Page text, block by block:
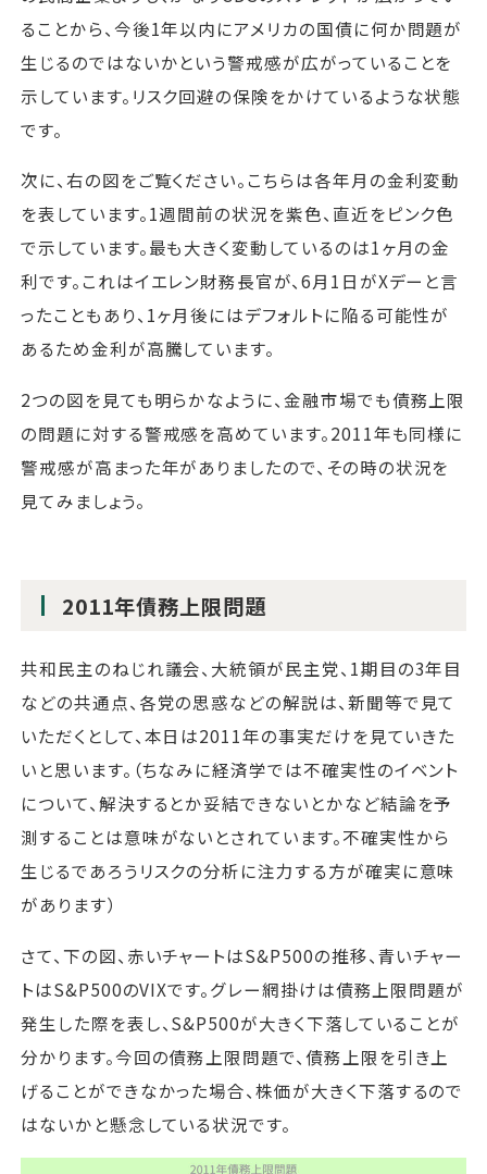
ることから、今後1年以内にアメリカの国債に何か問題が
生じるのではないかという警戒感が広がっていることを
示しています。リスク回避の保険をかけているような状態
です。
次に、右の図をご覧ください。こちらは各年月の金利変動
を表しています。1週間前の状況を紫色、直近をピンク色
で示しています。最も大きく変動しているのは1ヶ月の金
利です。これはイエレン財務長官が、6月1日がXデーと言
ったこともあり、1ヶ月後にはデフォルトに陥る可能性が
あるため金利が高騰しています。
2つの図を見ても明らかなように、金融市場でも債務上限
の問題に対する警戒感を高めています。2011年も同様に
警戒感が高まった年がありましたので、その時の状況を
見てみましょう。
2011年債務上限問題
共和民主のねじれ議会、大統領が民主党、1期目の3年目
などの共通点、各党の思惑などの解説は、新聞等で見て
いただくとして、本日は2011年の事実だけを見ていきた
いと思います。（ちなみに経済学では不確実性のイベント
について、解決するとか妥結できないとかなど結論を予
測することは意味がないとされています。不確実性から
生じるであろうリスクの分析に注力する方が確実に意味
があります）
さて、下の図、赤いチャートはS&P500の推移、青いチャー
トはS&P500のVIXです。グレー網掛けは債務上限問題が
発生した際を表し、S&P500が大きく下落していることが
分かります。今回の債務上限問題で、債務上限を引き上
げることができなかった場合、株価が大きく下落するので
はないかと懸念している状況です。